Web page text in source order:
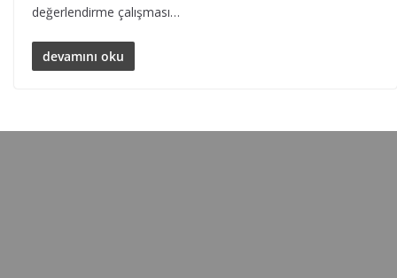
değerlendirme çalışması…
devamını oku